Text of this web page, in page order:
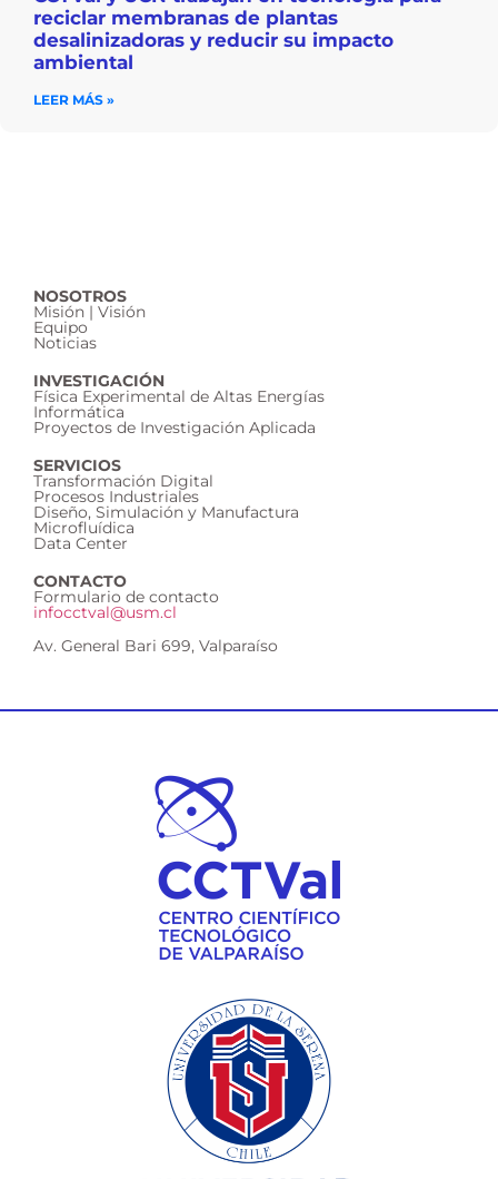
reciclar membranas de plantas
desalinizadoras y reducir su impacto
ambiental
LEER MÁS »
NOSOTROS
Misión | Visión
Equipo
Noticias
INVESTIGACIÓN
Física Experimental de Altas Energías
Informática
Proyectos de Investigación Aplicada
SERVICIOS
Transformación Digital
Procesos Industriales
Diseño, Simulación y Manufactura
Microfluídica
Data Center
CONTACTO
Formulario de contacto
infocctval@usm.cl
Av. General Bari 699, Valparaíso